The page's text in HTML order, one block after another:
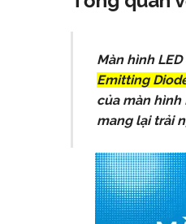
Màn hình
Emitting
của màn hình
mang lại trải